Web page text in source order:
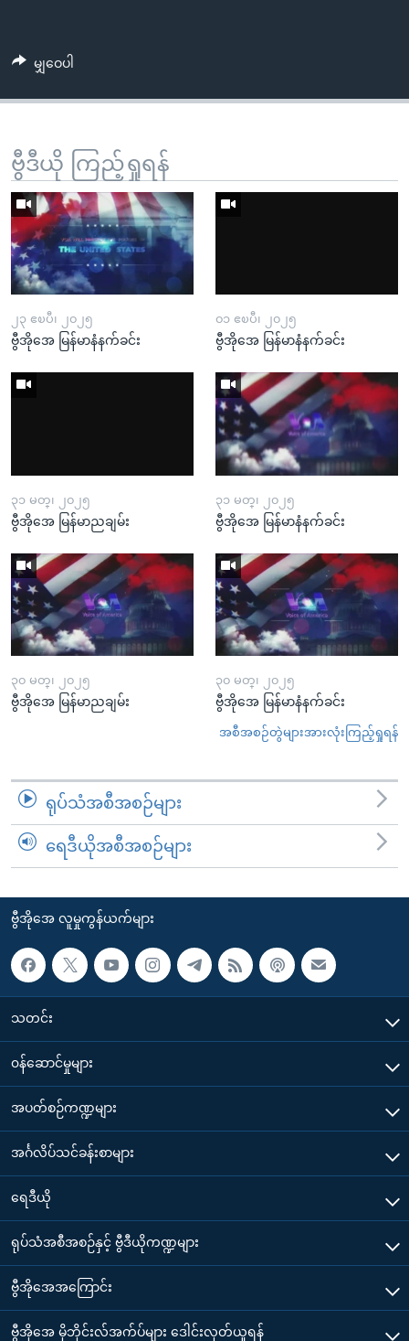
မျှဝေပါ
ဗွီဒီယို ကြည့်ရှုရန်
၂၃ ဧၿပီ၊ ၂၀၂၅
ဗွီအိုအေ မြန်မာနံနက်ခင်း
၀၁ ဧၿပီ၊ ၂၀၂၅
ဗွီအိုအေ မြန်မာနံနက်ခင်း
၃၁ မတ္၊ ၂၀၂၅
ဗွီအိုအေ မြန်မာညချမ်း
၃၁ မတ္၊ ၂၀၂၅
ဗွီအိုအေ မြန်မာနံနက်ခင်း
၃၀ မတ္၊ ၂၀၂၅
ဗွီအိုအေ မြန်မာညချမ်း
၃၀ မတ္၊ ၂၀၂၅
ဗွီအိုအေ မြန်မာနံနက်ခင်း
အစီအစဉ်တွဲများအားလုံးကြည့်ရှုရန်
ရုပ်သံအစီအစဉ်များ
ရေဒီယိုအစီအစဉ်များ
ဗွီအိုအေ လူမှုကွန်ယက်များ
သတင်း
၀န်ဆောင်မှုများ
အပတ်စဉ်ကဏ္ဍများ
အင်္ဂလိပ်သင်ခန်းစာများ
ရေဒီယို
ရုပ်သံအစီအစဉ်နှင့် ဗွီဒီယိုကဏ္ဍများ
ဗွီအိုအေအကြောင်း
ဗွီအိုအေ မိုဘိုင်းလ်အက်ပ်များ ဒေါင်းလုတ်ယူရန်